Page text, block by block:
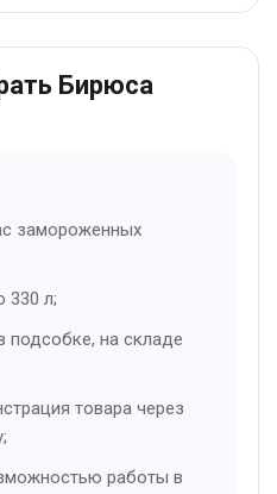
Бирюса
замороженных
330 л;
подсобке, на складе
товара через
работы в